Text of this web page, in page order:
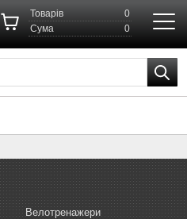
Товарів
0
Cума
0
Велотренажери